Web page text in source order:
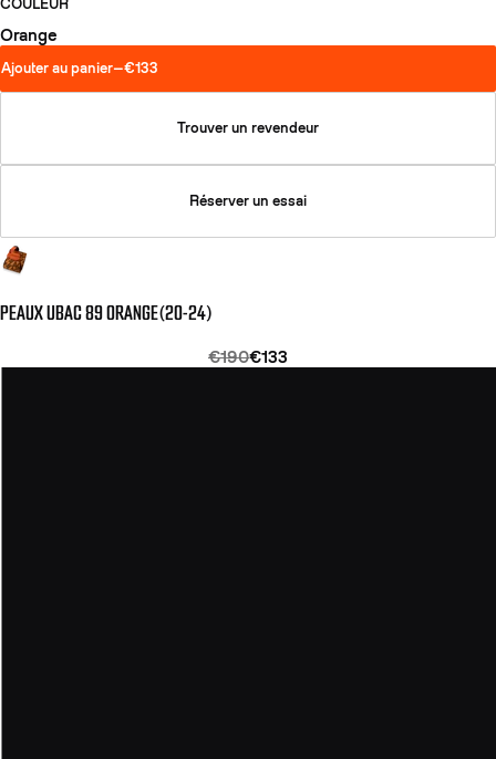
COULEUR
Orange
Ajouter au panier—€133
Trouver un revendeur
Réserver un essai
PEAUX UBAC 89 ORANGE(20-24)
€190€133